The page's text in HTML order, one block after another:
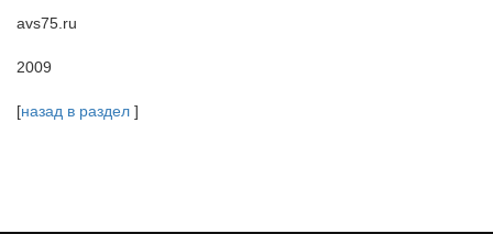
avs75.ru
2009
[назад в раздел ]